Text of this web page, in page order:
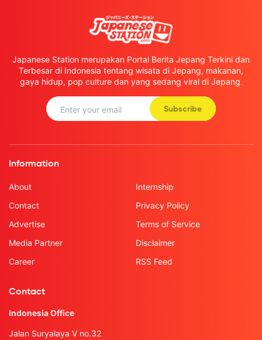
Japanese Station merupakan Portal Berita Jepang Terkini dan
Terbesar di Indonesia tentang wisata di Jepang, makanan,
gaya hidup, pop culture dan yang sedang viral di Jepang.
Subscribe
Information
About
Contact
Advertise
Media Partner
Career
Internship
Privacy Policy
Terms of Service
Disclaimer
RSS Feed
Contact
Indonesia Office
Jalan Suryalaya V no.32